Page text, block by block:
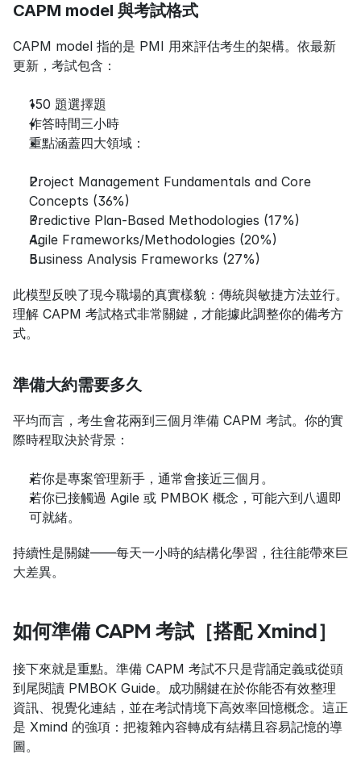
CAPM model 與考試格式
CAPM model 指的是 PMI 用來評估考生的架構。依最新
更新，考試包含：
150 題選擇題
作答時間三小時
重點涵蓋四大領域：
Project Management Fundamentals and Core
Concepts (36%)
Predictive Plan-Based Methodologies (17%)
Agile Frameworks/Methodologies (20%)
Business Analysis Frameworks (27%)
此模型反映了現今職場的真實樣貌：傳統與敏捷方法並行。
理解 CAPM 考試格式非常關鍵，才能據此調整你的備考方
式。
準備大約需要多久
平均而言，考生會花兩到三個月準備 CAPM 考試。你的實
際時程取決於背景：
若你是專案管理新手，通常會接近三個月。
若你已接觸過 Agile 或 PMBOK 概念，可能六到八週即
可就緒。
持續性是關鍵——每天一小時的結構化學習，往往能帶來巨
大差異。
如何準備 CAPM 考試［搭配 Xmind］
接下來就是重點。準備 CAPM 考試不只是背誦定義或從頭
到尾閱讀 PMBOK Guide。成功關鍵在於你能否有效整理
資訊、視覺化連結，並在考試情境下高效率回憶概念。這正
是 Xmind 的強項：把複雜內容轉成有結構且容易記憶的導
圖。